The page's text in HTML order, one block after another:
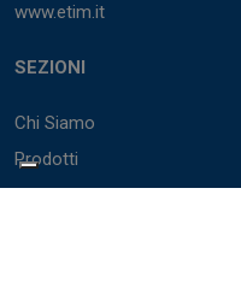
www.etim.it
SEZIONI
Chi Siamo
Prodotti
Marchi